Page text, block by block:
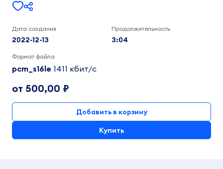
Дата создания
2022-12-13
Продолжительность
3:04
Формат файла
pcm_s16le 1411 кбит/c
от 500,00 ₽
Добавить в корзину
Купить